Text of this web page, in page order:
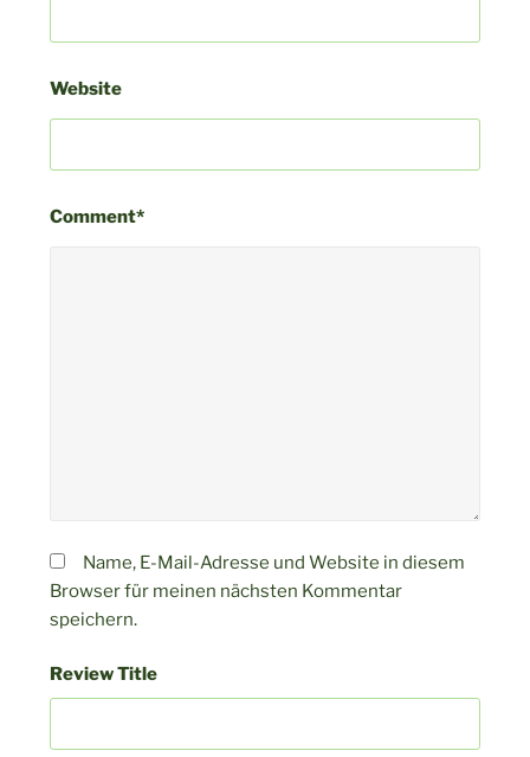
Website
Comment*
Name, E-Mail-Adresse und Website in diesem
Browser für meinen nächsten Kommentar
speichern.
Review Title